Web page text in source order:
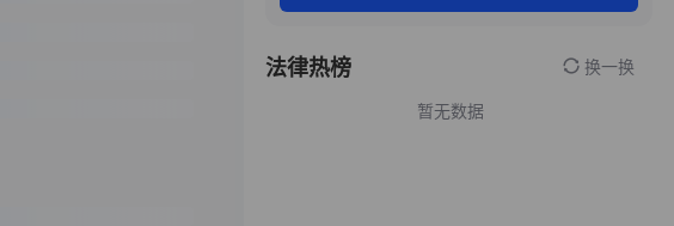
法律热榜 换一换
暂无数据